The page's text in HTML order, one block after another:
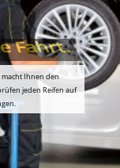
macht Ihnen den
jeden Reifen auf
Fahrt.